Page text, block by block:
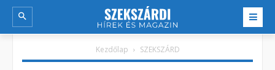
Kezdőlap SZEKSZÁRD